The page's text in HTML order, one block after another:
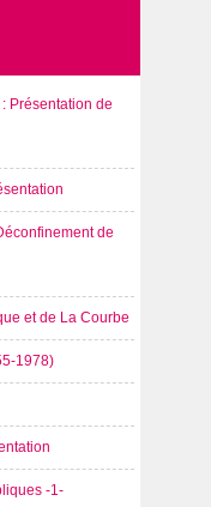
Présentation de
de
et de La Courbe
1978)
-1-